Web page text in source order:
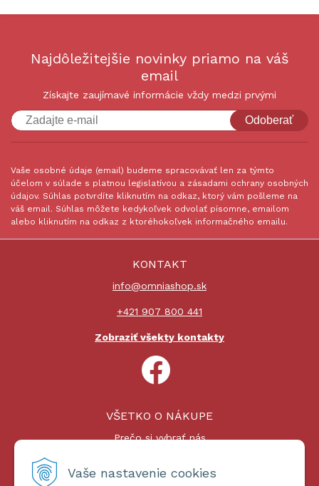
Vaše nastavenie cookies
Najdôležitejšie novinky priamo na váš
email
Získajte zaujímavé informácie vždy medzi prvými
Odoberať
Vaše osobné údaje (email) budeme spracovávať len za týmto
účelom v súlade s platnou legislatívou a zásadami ochrany osobných
údajov. Súhlas potvrdíte kliknutím na odkaz, ktorý vám pošleme na
váš email. Súhlas môžete kedykoľvek odvolať písomne, emailom
alebo kliknutím na odkaz z ktoréhokoľvek informačného emailu.
KONTAKT
info@omniashop.sk
+421 907 800 441
Zobraziť všekty kontakty
VŠETKO O NÁKUPE
Prečo si vybrať nás
Platby a doprava